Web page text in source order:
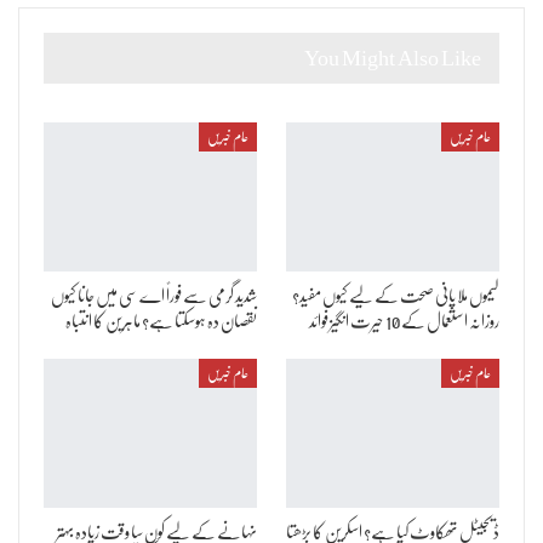
عام خبریں
لیموں ملا پانی صحت کے لیے کیوں مفید؟
روزانہ استعمال کے 10 حیرت انگیز فوائد
عام خبریں
شدید گرمی سے فوراً اے سی میں جانا کیوں
نقصان دہ ہوسکتا ہے؟ ماہرین کا انتباہ
عام خبریں
ڈیجیٹل تھکاوٹ کیا ہے؟ اسکرین کا بڑھتا
عام خبریں
نہانے کے لیے کون سا وقت زیادہ بہتر